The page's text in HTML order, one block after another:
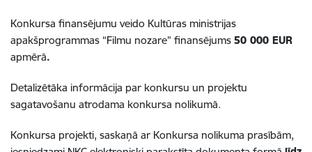
Konkursa finansējumu veido Kultūras ministrijas
apakšprogrammas “Filmu nozare” finansējums 50 000 EUR
apmērā.
Detalizētāka informācija par konkursu un projektu
sagatavošanu atrodama konkursa nolikumā.
Konkursa projekti, saskaņā ar Konkursa nolikuma prasībām,